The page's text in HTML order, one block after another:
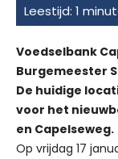
Voedselbank
Burgemeester
De huidige
voor het
en Capelseweg.
Op vrijdag 17